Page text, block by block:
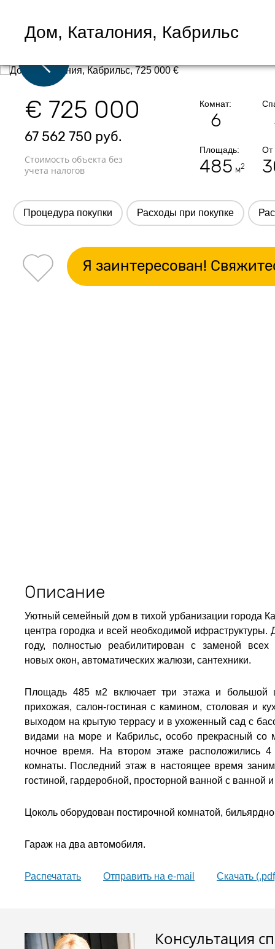
Дом, Каталония, Кабрильс
€ 725 000
67 562 750 руб.
Стоимость объекта без
учета налогов
Комнат:
6
Площадь:
485 м2
От
Процедура покупки Расходы при покупке
Я заинтересован!
Описание
Уютный семейный дом в тихой урбанизации города
центра городка и всей необходимой ифраструктуры.
году, полностью реабилитирован с заменой всех
новых окон, автоматических жалюзи, сантехники.
Площадь 485 м2 включает три этажа и большой
прихожая, салон-гостиная с камином, столовая и
выходом на крытую террасу и в ухоженный сад с
видами на море и Кабрильс, особо прекрасный со
ночное время. На втором этаже расположились
комнаты. Последний этаж в настоящее время
гостиной, гардеробной, просторной ванной с ванной
Цоколь оборудован постирочной комнатой,
Гараж на два автомобиля.
Распечатать Oтправить на e-mail Скачать
Консультация